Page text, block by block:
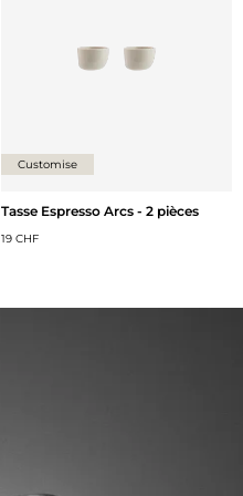
Customise
Tasse Espresso Arcs - 2 pièces
19 CHF